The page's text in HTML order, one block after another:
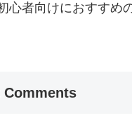
心者向けにおすすめ
Comments